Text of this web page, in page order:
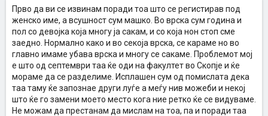
Прво да ви се извинам поради тоа што се регистирав под
женско име, а всушност сум машко. Во врска сум година и
пол со девојка која многу ја сакам, и со која нон стоп сме
заедно. Нормално како и во секоја врска, се караме но во
главно имаме убава врска и многу се сакаме. Проблемот мој
е што од септември таа ќе оди на факултет во Скопје и ќе
мораме да се разделиме. Исплашен сум од помислата дека
таа таму ќе запознае други луѓе а меѓу нив можеби и некој
што ќе го замени моето место кога ние ретко ќе се видуваме.
Не можам да престанам да мислам на тоа, па и поради таа